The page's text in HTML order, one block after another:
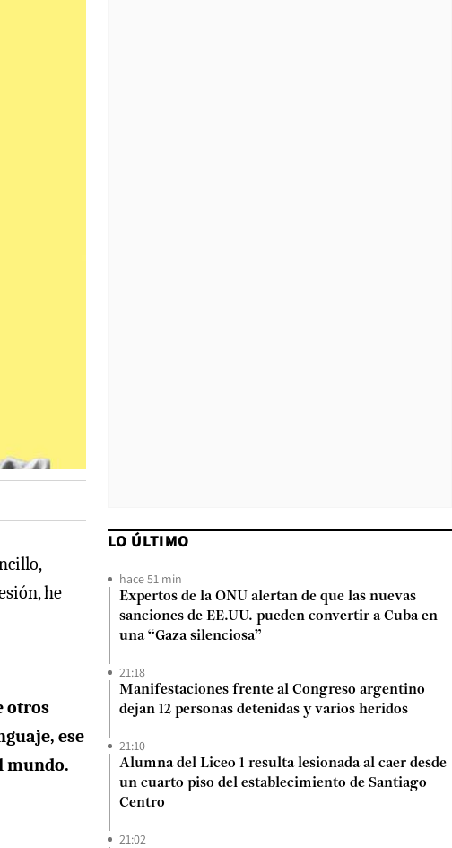
he
otros
ese
mundo.
LO ÚLTIMO
hace 51 min
Expertos de la ONU alertan de que las nuevas
sanciones de EE.UU. pueden convertir a Cuba en
una “Gaza silenciosa”
21:18
Manifestaciones frente al Congreso argentino
dejan 12 personas detenidas y varios heridos
21:10
Alumna del Liceo 1 resulta lesionada al caer desde
un cuarto piso del establecimiento de Santiago
Centro
21:02